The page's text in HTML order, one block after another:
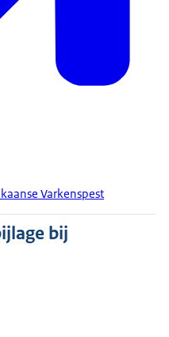
Varkenspest
bij